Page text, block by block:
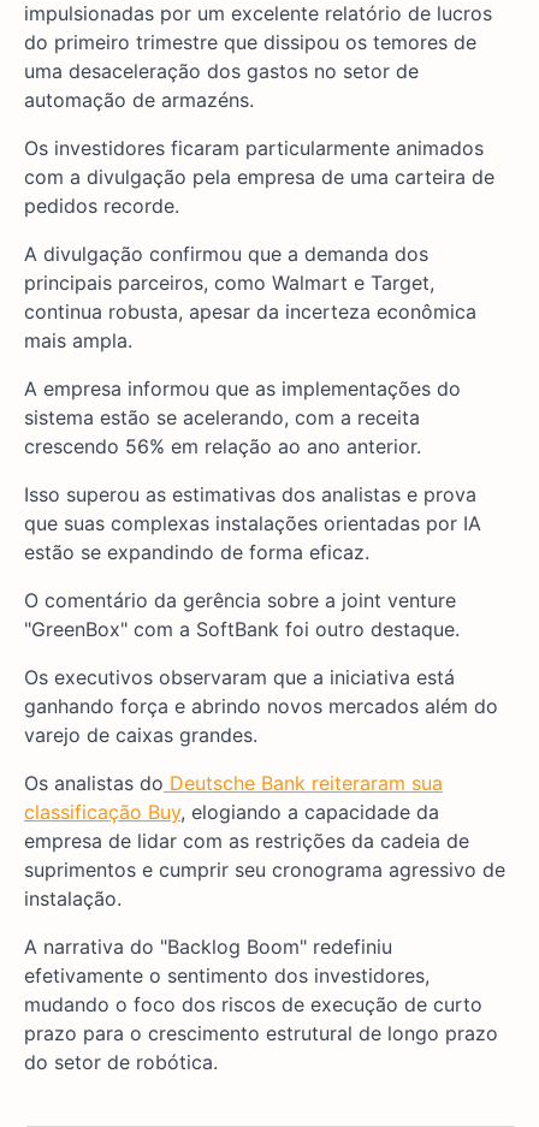
impulsionadas por um excelente relatório de lucros
do primeiro trimestre que dissipou os temores de
uma desaceleração dos gastos no setor de
automação de armazéns.
Os investidores ficaram particularmente animados
com a divulgação pela empresa de uma carteira de
pedidos recorde.
A divulgação confirmou que a demanda dos
principais parceiros, como Walmart e Target,
continua robusta, apesar da incerteza econômica
mais ampla.
A empresa informou que as implementações do
sistema estão se acelerando, com a receita
crescendo 56% em relação ao ano anterior.
Isso superou as estimativas dos analistas e prova
que suas complexas instalações orientadas por IA
estão se expandindo de forma eficaz.
O comentário da gerência sobre a joint venture
"GreenBox" com a SoftBank foi outro destaque.
Os executivos observaram que a iniciativa está
ganhando força e abrindo novos mercados além do
varejo de caixas grandes.
Os analistas do Deutsche Bank reiteraram sua
classificação Buy, elogiando a capacidade da
empresa de lidar com as restrições da cadeia de
suprimentos e cumprir seu cronograma agressivo de
instalação.
A narrativa do "Backlog Boom" redefiniu
efetivamente o sentimento dos investidores,
mudando o foco dos riscos de execução de curto
prazo para o crescimento estrutural de longo prazo
do setor de robótica.